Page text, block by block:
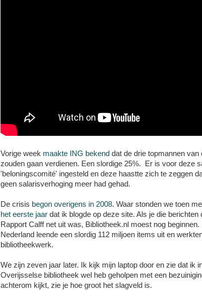
Vorige week maakte ING bekend dat de drie topmannen
zouden gaan verdienen. Een slordige 25%. Er is voor deze
'beloningscomité' ingesteld en deze haastte zich te zeggen
geen salarisverhoging meer had gehad.
De crisis begon overigens in 2008. Waar stonden we toen
het eerste jaar dat ik blogde op deze site. Als je die berichten
Rapport Calff net uit was, Bibliotheek.nl moest nog beginnen.
Nederland leende een slordig 112 miljoen items uit en
bibliotheekwerk.
We zijn zeven jaar later. Ik kijk mijn laptop door en zie dat ik
Overijsselse bibliotheek wel heb geholpen met een
achterom kijkt, zie je hoe groot het slagveld is.